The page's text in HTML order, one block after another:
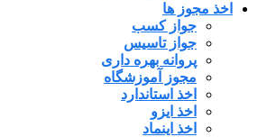
اخذ مجوز ها
جواز کسب
جواز تاسیس
پروانه بهره داری
مجوز آموزشگاه
اخذ استاندارد
اخذ ایزو
اخذ اینماد